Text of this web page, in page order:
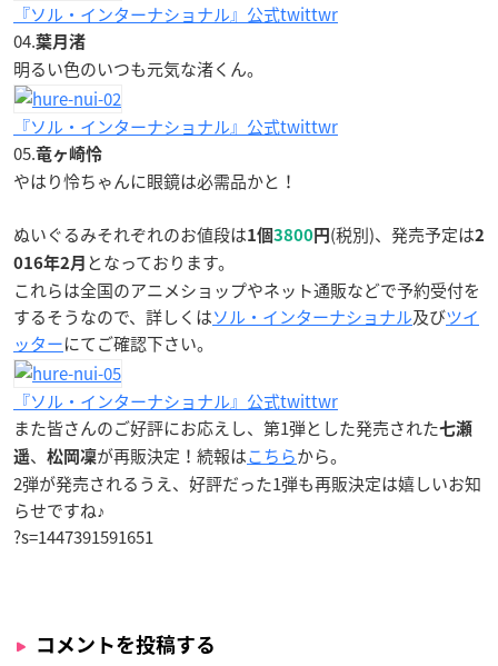
『ソル・インターナショナル』公式twittwr
04.葉月渚
明るい色のいつも元気な渚くん。
『ソル・インターナショナル』公式twittwr
05.竜ヶ崎怜
やはり怜ちゃんに眼鏡は必需品かと！
ぬいぐるみそれぞれのお値段は1個 3800 円 (税別)、発売予定は2
016年2月 となっております。
これらは全国のアニメショップやネット通販などで予約受付を
するそうなので、詳しくはソル・インターナショナル及びツイ
ッターにてご確認下さい。
『ソル・インターナショナル』公式twittwr
また皆さんのご好評にお応えし、第1弾とした発売された七瀬
遥、 松岡凜が再販決定！続報はこちらから。
2弾が発売されるうえ、好評だった1弾も再販決定は嬉しいお知
らせですね♪
?s=1447391591651
コメントを投稿する